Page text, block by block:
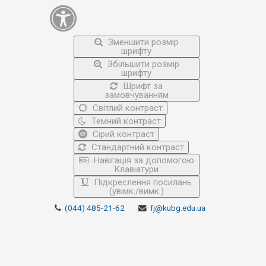
Зменшити розмір
шрифту
Збільшити розмір
шрифту
Шрифт за
замовчуванням
Світлий контраст
Темний контраст
Сірий контраст
Стандартний контраст
Навігація за допомогою
Клавіатури
Підкреслення посилань
(увімк./вимк.)
(044) 485-21-62 fj@kubg.edu.ua